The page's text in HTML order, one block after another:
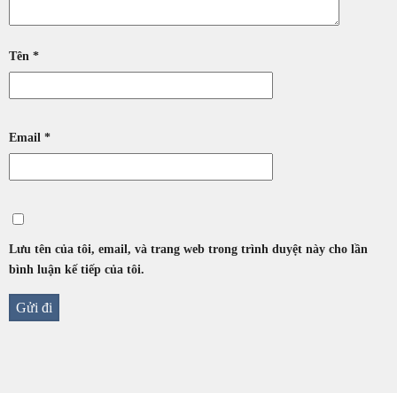
Tên *
Email *
Lưu tên của tôi, email, và trang web trong trình duyệt này cho lần
bình luận kế tiếp của tôi.